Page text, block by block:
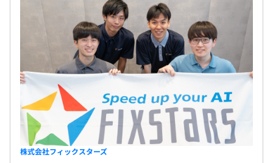
■千葉大学大学院／薬学博士、前職では理化学研究所の研
競技プログラミング(TopCoderなど)に積極的に参加。
ICFPC参加のために社内で有志を募り数人で合宿をおこな
ったり、プログラミングコンテストを主催している。
ビッグデータ・機械学習アルゴリズム開発を専門とし、巨
大な情報を扱う処理をGPGPUなどの並列化技術を利用し
て高速化している。競技プログラミングにも積極的に参加
し、そこで得た知見を開発現場で生かしている。
【ディレクター】
■東京大学大学院 理学系研究科 天文学専攻
・語学研修補助：オンライン英会話または日本語レッスン
費用の半分を補助
・ビジネススキルアップサポート：MBAやPhDの取得希
望者に学費等のサポート
・資格取得補助：業務に関連のある資格に対し、合格奨励
金の支給や受験料を補助
・産業医によるメンタルヘルスサポート
・ドリンク補助
・書籍購入補助
・キーボードなどの備品購入補助
株式会社フィックスターズ